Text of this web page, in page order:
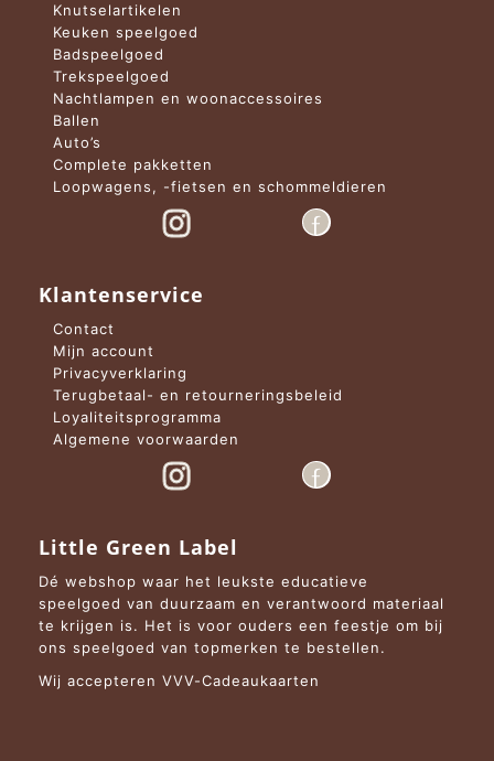
Knutselartikelen
Keuken speelgoed
Badspeelgoed
Trekspeelgoed
Nachtlampen en woonaccessoires
Ballen
Auto’s
Complete pakketten
Loopwagens, -fietsen en schommeldieren
Klantenservice
Contact
Mijn account
Privacyverklaring
Terugbetaal- en retourneringsbeleid
Loyaliteitsprogramma
Algemene voorwaarden
Little Green Label
Dé webshop waar het leukste educatieve
speelgoed van duurzaam en verantwoord materiaal
te krijgen is. Het is voor ouders een feestje om bij
ons speelgoed van topmerken te bestellen.
Wij accepteren VVV-Cadeaukaarten